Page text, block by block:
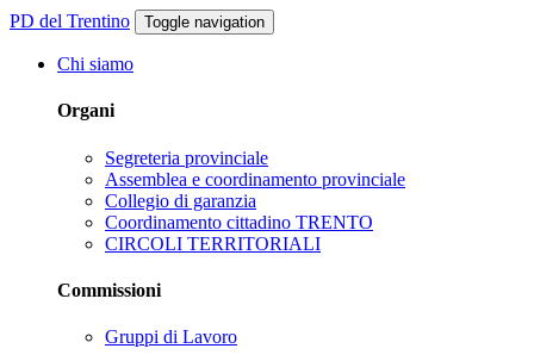
PD del Trentino Toggle navigation
Chi siamo
Organi
Segreteria provinciale
Assemblea e coordinamento provinciale
Collegio di garanzia
Coordinamento cittadino TRENTO
CIRCOLI TERRITORIALI
Commissioni
Gruppi di Lavoro